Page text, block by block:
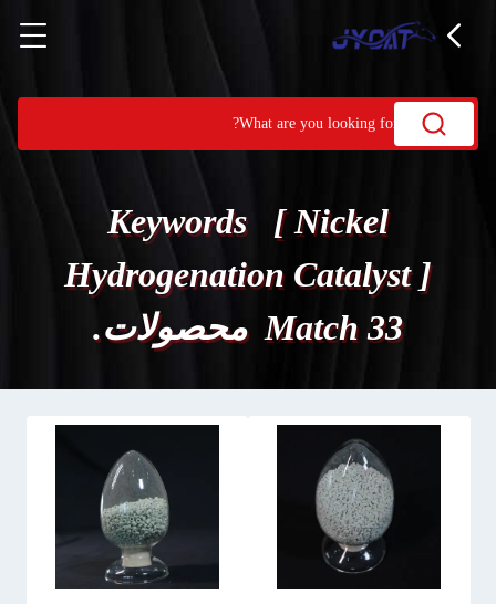
Keywords [ Nickel
Hydrogenation Catalyst ]
Match 33 محصولات.